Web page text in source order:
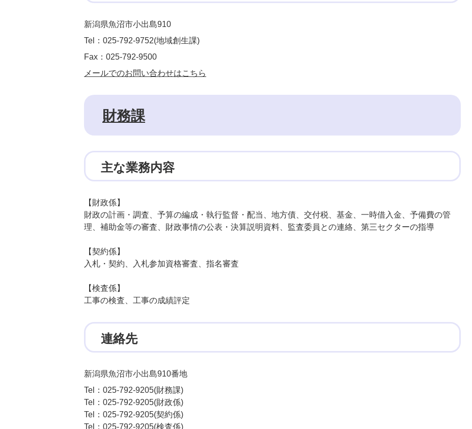
新潟県魚沼市小出島910
Tel：025-792-9752 地域創生課
Fax：025-792-9500
メールでのお問い合わせはこちら
財務課
主な業務内容
【財政係】
財政の計画・調査、予算の編成・執行監督・配当、地方債、交付税、基金、一時借入金、予備費の管
理、補助金等の審査、財政事情の公表・決算説明資料、監査委員との連絡、第三セクターの指導
【契約係】
入札・契約、入札参加資格審査、指名審査
【検査係】
工事の検査、工事の成績評定
連絡先
新潟県魚沼市小出島910番地
Tel：025-792-9205 財務課
Tel：025-792-9205 財政係
Tel：025-792-9205 契約係
Tel：025-792-9205 検査係